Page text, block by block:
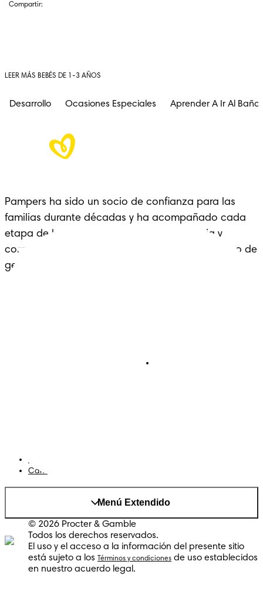
Compartir:
LEER MÁS BEBÉS DE 1-3 AÑOS
Desarrollo Ocasiones Especiales Aprender A Ir Al Baño
Pampers ha sido un socio de confianza para las
familias durante décadas y ha acompañado cada
etapa de la crianza con cariño, experiencia y
comodidad: un legado que se extiende a lo largo de
generaciones.
Cambiar el país/region
Menú Extendido
© 2026 Procter & Gamble
Todos los derechos reservados.
El uso y el acceso a la información del presente sitio
está sujeto a los
Términos y condiciones de uso establecidos
en nuestro acuerdo legal.